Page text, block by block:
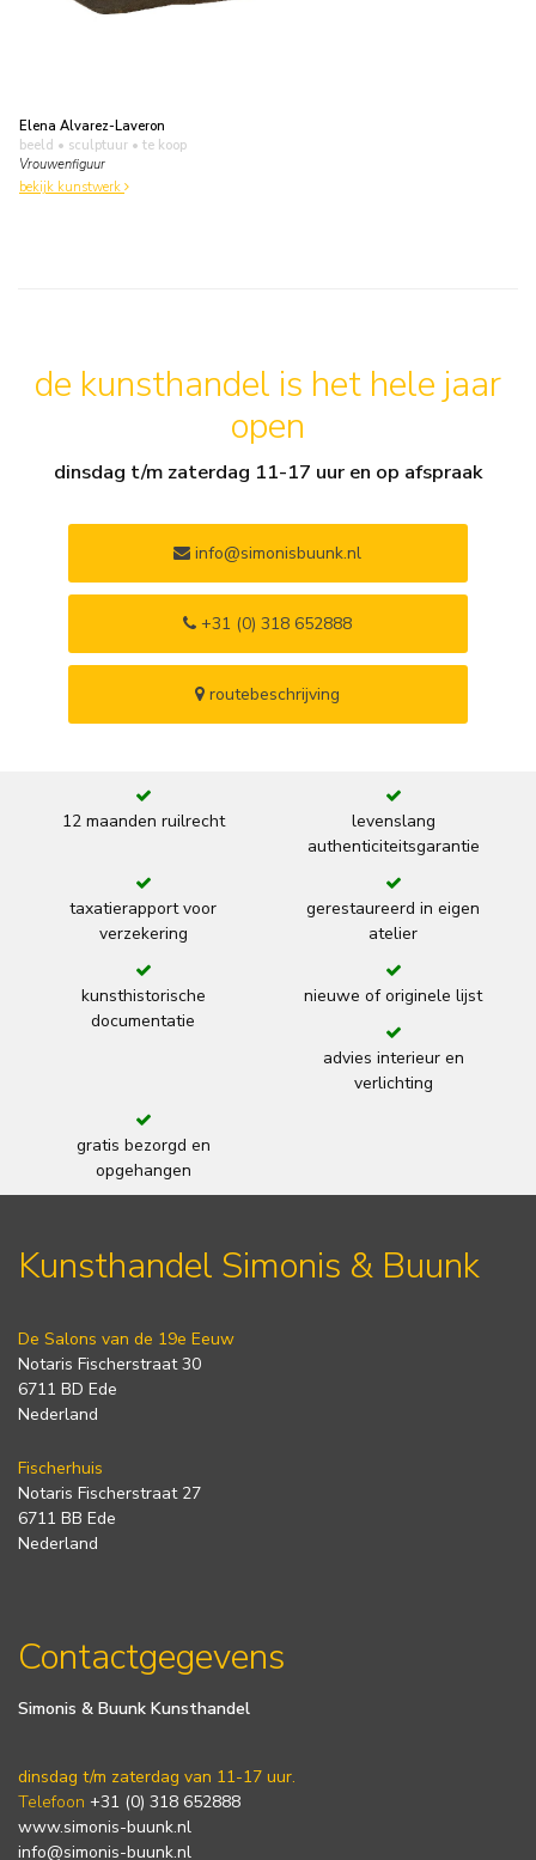
Elena Alvarez-Laveron
beeld • sculptuur • te koop
Vrouwenfiguur
bekijk kunstwerk
de kunsthandel is het hele jaar
open
dinsdag t/m zaterdag 11-17 uur en op afspraak
info@simonisbuunk.nl
+31 (0) 318 652888
routebeschrijving
12 maanden ruilrecht
levenslang
authenticiteitsgarantie
taxatierapport voor
verzekering
gerestaureerd in eigen
atelier
kunsthistorische
documentatie
nieuwe of originele lijst
advies interieur en
verlichting
gratis bezorgd en
opgehangen
Kunsthandel Simonis & Buunk
De Salons van de 19e Eeuw
Notaris Fischerstraat 30
6711 BD Ede
Nederland
Fischerhuis
Notaris Fischerstraat 27
6711 BB Ede
Nederland
Contactgegevens
Simonis & Buunk Kunsthandel
dinsdag t/m zaterdag van 11-17 uur.
Telefoon +31 (0) 318 652888
www.simonis-buunk.nl
info@simonis-buunk.nl